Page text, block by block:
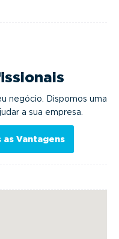
negócio. Dispomos uma
a sua empresa.
as Vantagens